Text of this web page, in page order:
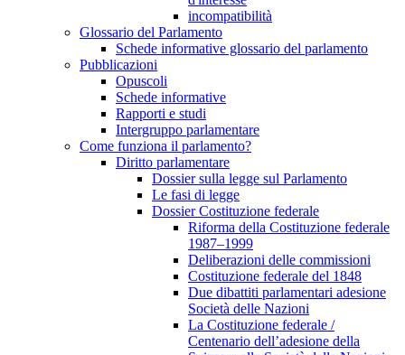
incompatibilità
Glossario del Parlamento
Schede informative glossario del parlamento
Pubblicazioni
Opuscoli
Schede informative
Rapporti e studi
Intergruppo parlamentare
Come funziona il parlamento?
Diritto parlamentare
Dossier sulla legge sul Parlamento
Le fasi di legge
Dossier Costituzione federale
Riforma della Costituzione federale
1987–1999
Deliberazioni delle commissioni
Costituzione federale del 1848
Due dibattiti parlamentari adesione
Società delle Nazioni
La Costituzione federale /
Centenario dell’adesione della